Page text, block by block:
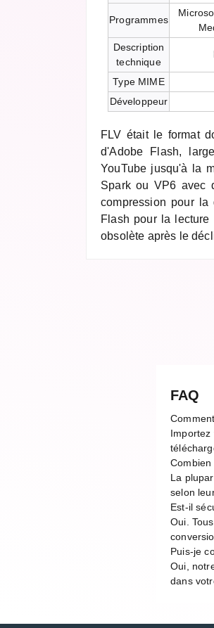
Programmes
Description
technique
Type MIME
Développeur
FLV était le format
d'Adobe Flash,
YouTube jusqu'à la
Spark ou VP6 avec
compression pour
Flash pour la lecture
obsolète après le
FAQ
Importez
Combien
La
selon
Est-il
Oui.
Puis-je
Oui,
dans